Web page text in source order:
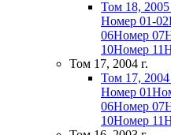
Том 18, 2005
Номер 01-02
06Номер 07
10Номер 11
Том 17, 2004 г.
Том 17, 2004
Номер 01
06Номер 07
10Номер 11